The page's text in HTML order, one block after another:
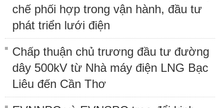
chế phối hợp trong vận hành, đầu tư
phát triển lưới điện
Chấp thuận chủ trương đầu tư đường
dây 500kV từ Nhà máy điện LNG Bạc
Liêu đến Cần Thơ